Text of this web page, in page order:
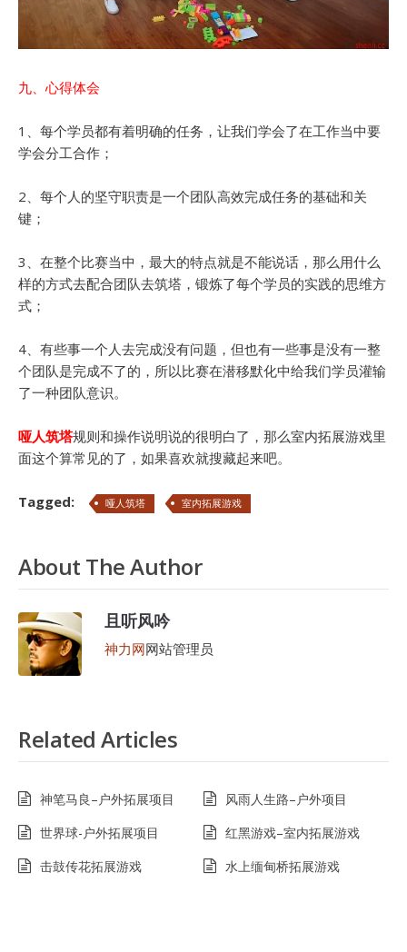
九、心得体会
1、每个学员都有着明确的任务，让我们学会了在工作当中要
学会分工合作；
2、每个人的坚守职责是一个团队高效完成任务的基础和关
键；
3、在整个比赛当中，最大的特点就是不能说话，那么用什么
样的方式去配合团队去筑塔，锻炼了每个学员的实践的思维方
式；
4、有些事一个人去完成没有问题，但也有一些事是没有一整
个团队是完成不了的，所以比赛在潜移默化中给我们学员灌输
了一种团队意识。
哑人筑塔规则和操作说明说的很明白了，那么室内拓展游戏里
面这个算常见的了，如果喜欢就搜藏起来吧。
Tagged: 哑人筑塔 室内拓展游戏
About The Author
且听风吟
神力网网站管理员
Related Articles
神笔马良–户外拓展项目
风雨人生路–户外项目
世界球-户外拓展项目
红黑游戏–室内拓展游戏
击鼓传花拓展游戏
水上缅甸桥拓展游戏